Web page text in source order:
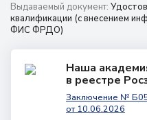
Выдаваемый документ:
квалификации (с внесением
ФИС ФРДО)
Наша
в реестре
Заключение №
от 10.06.2026